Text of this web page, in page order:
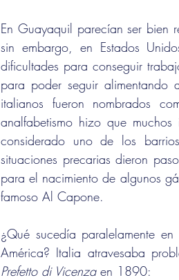
En Guayaquil parecían ser bien
sin embargo, en Estados
dificultades para conseguir
para poder seguir alimentando
italianos fueron nombrados
analfabetismo hizo que
considerado uno de los
situaciones precarias dieron
para el nacimiento de algunos
famoso Al Capone.
¿Qué sucedía paralelamente
Prefetto di Vicenza en 1890: